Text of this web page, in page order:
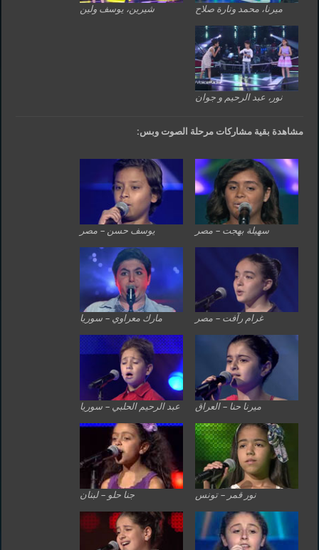
ميرنا، محمد وتارة صلاح شيرين، يوسف ولين
نور، عبد الرحيم و جوان
مشاهدة بقية مشاركات مرحلة الصوت وبس:
سهيلة بهجت – مصر يوسف حسن – مصر
غرام رآفت – مصر مارك معراوي – سوريا
ميرنا حنا – العراق عبد الرحيم الحلبي – سوريا
نور قمر – تونس جنا حلو – لبنان